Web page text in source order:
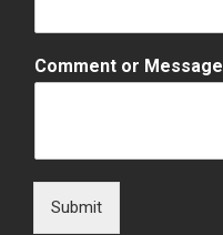
Comment or Message
Submit